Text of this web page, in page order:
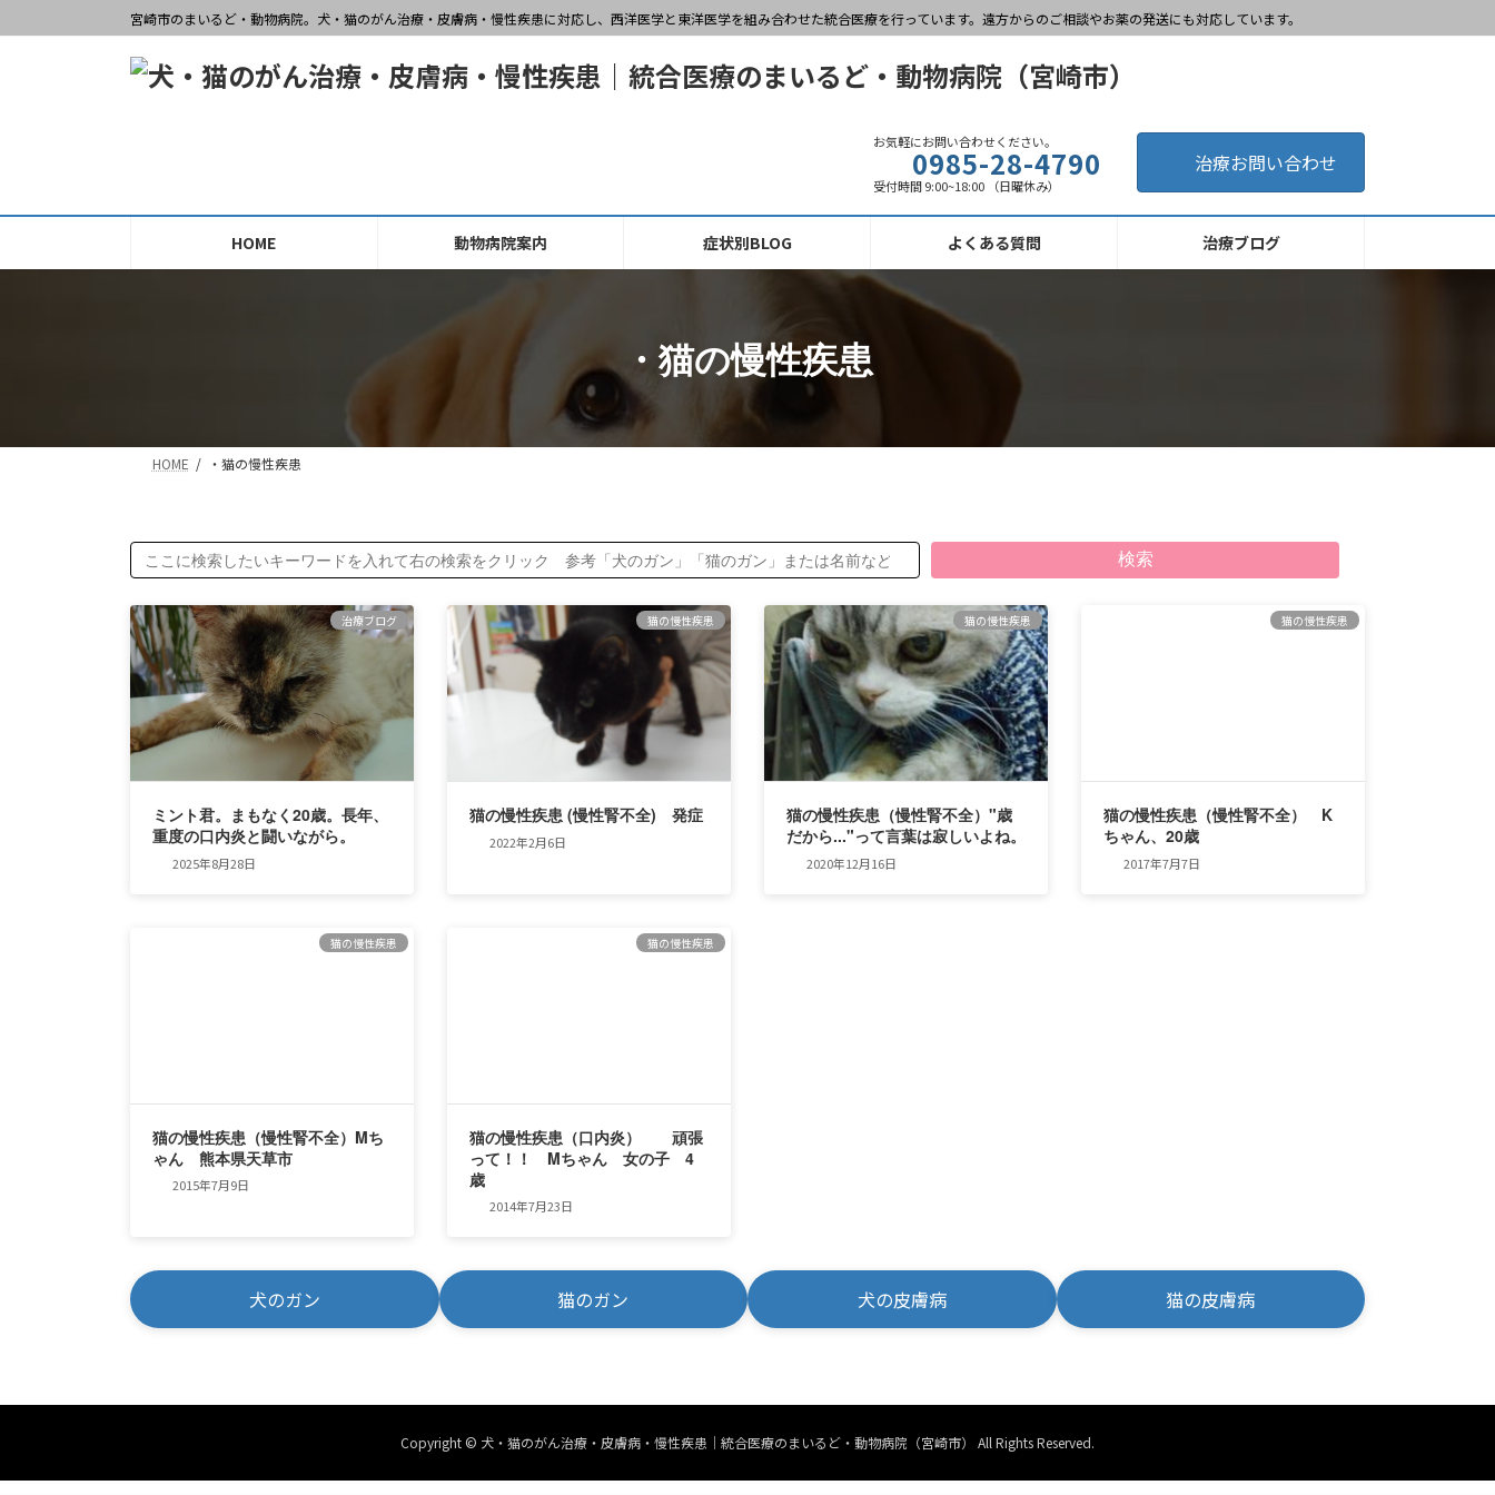
ン
ッ
ビ
移
宮崎市のまいるど・動物病院。犬・猫のがん治療・皮膚病・慢性疾患に対応し、西洋医学と東洋医学を組み合わせた統合医療を行っています。遠方からのご相談やお薬の発送にも対応しています。
お気軽にお問い合わせください。
0985-28-4790
受付時間 9:00~18:00 （日曜休み）
治療お問い合わせ
HOME 動物病院案内 症状別BLOG よくある質問 治療ブログ
・猫の慢性疾患
HOME ・猫の慢性疾患
検索
治療ブログ
ミント君。まもなく20歳。長年、
重度の口内炎と闘いながら。
2025年8月28日
猫の慢性疾患
猫の慢性疾患 (慢性腎不全) 発症
2022年2月6日
猫の慢性疾患
猫の慢性疾患（慢性腎不全）"歳
だから..."って言葉は寂しいよね。
2020年12月16日
猫の慢性疾患
猫の慢性疾患（慢性腎不全） K
ちゃん、20歳
2017年7月7日
猫の慢性疾患
猫の慢性疾患（慢性腎不全）Mち
ゃん 熊本県天草市
2015年7月9日
猫の慢性疾患
猫の慢性疾患（口内炎） 頑張
って！！ Mちゃん 女の子 4
歳
2014年7月23日
犬のガン 猫のガン 犬の皮膚病 猫の皮膚病
Copyright © 犬・猫のがん治療・皮膚病・慢性疾患｜統合医療のまいるど・動物病院（宮崎市） All Rights Reserved.